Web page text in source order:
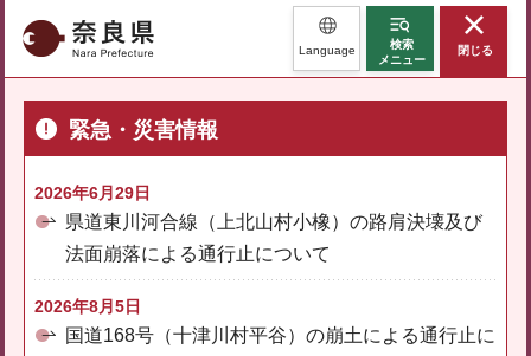
奈良県 Language
検索
メニュー
閉じる
緊急・災害情報
2026年6月29日
県道東川河合線（上北山村小橡）の路肩決壊及び
法面崩落による通行止について
2026年8月5日
国道168号（十津川村平谷）の崩土による通行止に